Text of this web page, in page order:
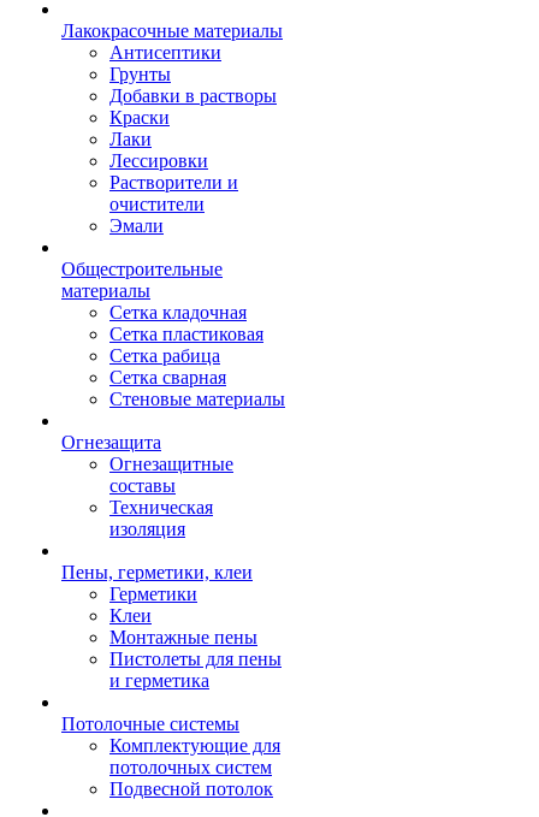
Лакокрасочные материалы
Антисептики
Грунты
Добавки в растворы
Краски
Лаки
Лессировки
Растворители и
очистители
Эмали
Общестроительные
материалы
Сетка кладочная
Сетка пластиковая
Сетка рабица
Сетка сварная
Стеновые материалы
Огнезащита
Огнезащитные
составы
Техническая
изоляция
Пены, герметики, клеи
Герметики
Клеи
Монтажные пены
Пистолеты для пены
и герметика
Потолочные системы
Комплектующие для
потолочных систем
Подвесной потолок